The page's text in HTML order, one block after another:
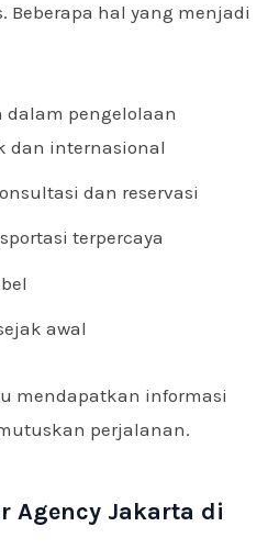
Beberapa hal yang menjadi
dalam pengelolaan
dan internasional
dan reservasi
terpercaya
awal
mendapatkan informasi
perjalanan.
Agency Jakarta di